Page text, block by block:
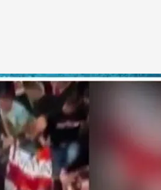
casi 20 minutos por el